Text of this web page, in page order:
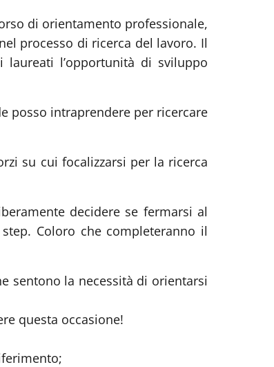
di orientamento professionale,
processo di ricerca del lavoro. Il
l’opportunità di sviluppo
posso intraprendere per ricercare
su cui focalizzarsi per la ricerca
decidere se fermarsi al
Coloro che completeranno il
sentono la necessità di orientarsi
questa occasione!